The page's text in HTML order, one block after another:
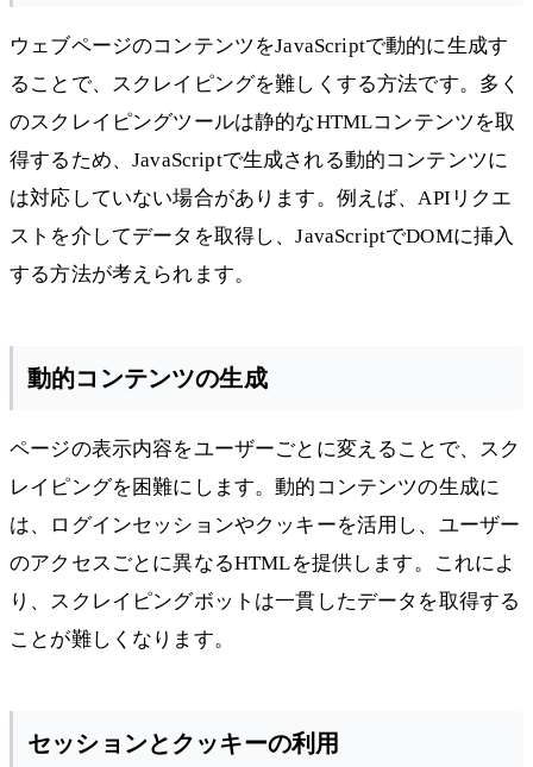
ウェブページのコンテンツをJavaScriptで動的に生成す
ることで、スクレイピングを難しくする方法です。多く
のスクレイピングツールは静的なHTMLコンテンツを取
得するため、JavaScriptで生成される動的コンテンツに
は対応していない場合があります。例えば、APIリクエ
ストを介してデータを取得し、JavaScriptでDOMに挿入
する方法が考えられます。
動的コンテンツの生成
ページの表示内容をユーザーごとに変えることで、スク
レイピングを困難にします。動的コンテンツの生成に
は、ログインセッションやクッキーを活用し、ユーザー
のアクセスごとに異なるHTMLを提供します。これによ
り、スクレイピングボットは一貫したデータを取得する
ことが難しくなります。
セッションとクッキーの利用